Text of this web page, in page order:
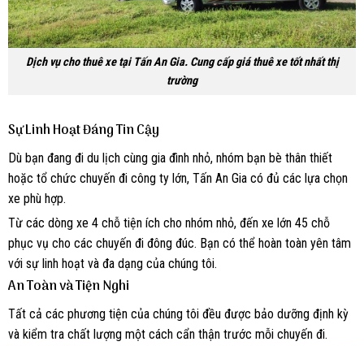
Dịch vụ cho thuê xe tại Tấn An Gia. Cung cấp giá thuê xe tốt nhất thị
trường
Sự Linh Hoạt Đáng Tin Cậy
Dù bạn đang đi du lịch cùng gia đình nhỏ, nhóm bạn bè thân thiết
hoặc tổ chức chuyến đi công ty lớn, Tấn An Gia có đủ các lựa chọn
xe phù hợp.
Từ các dòng xe 4 chỗ tiện ích cho nhóm nhỏ, đến xe lớn 45 chỗ
phục vụ cho các chuyến đi đông đúc. Bạn có thể hoàn toàn yên tâm
với sự linh hoạt và đa dạng của chúng tôi.
An Toàn và Tiện Nghi
Tất cả các phương tiện của chúng tôi đều được bảo dưỡng định kỳ
và kiểm tra chất lượng một cách cẩn thận trước mỗi chuyến đi.